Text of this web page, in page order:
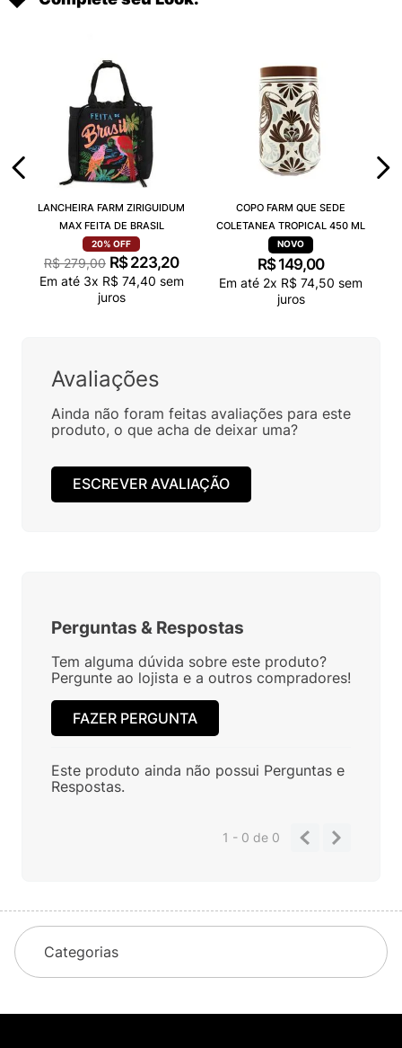
LANCHEIRA FARM ZIRIGUIDUM
MAX FEITA DE BRASIL
20% OFF
R$ 279,00 R$ 223,20
Em até 3x R$ 74,40 sem
juros
COPO FARM QUE SEDE
COLETANEA TROPICAL 450 ML
R$ 149,00
Em até 2x R$ 74,50 sem
juros
Avaliações
Ainda não foram feitas avaliações para este
produto, o que acha de deixar uma?
ESCREVER AVALIAÇÃO
Perguntas & Respostas
Tem alguma dúvida sobre este produto?
Pergunte ao lojista e a outros compradores!
FAZER PERGUNTA
Este produto ainda não possui Perguntas e
Respostas.
1 - 0de 0
Categorias